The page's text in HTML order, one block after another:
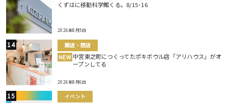
くずはに移動科学館くる。8/15･16
2026年8月5日
開店・閉店
NEW 中宮東之町につくってたポキボウル店「アリハウス」がオ
ープンしてる
2026年8月6日
イベント